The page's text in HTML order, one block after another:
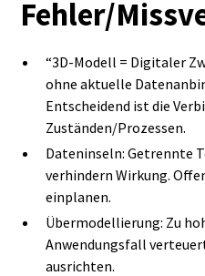
Fehler/
“3D‑Modell = Digitaler
ohne aktuelle
Entscheidend ist die
Zuständen/Prozessen.
Dateninseln: Getrennte
verhindern Wirkung.
einplanen.
Übermodellierung: Zu
Anwendungsfall
ausrichten.